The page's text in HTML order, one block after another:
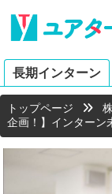
長期インターン
トップページ
企画！】インターン